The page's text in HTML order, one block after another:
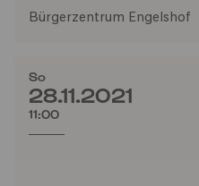
Bürgerzentrum Engelshof
So
28.11.2021
11:00